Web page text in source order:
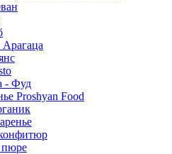
- Фуд
Proshyan Food
пюре